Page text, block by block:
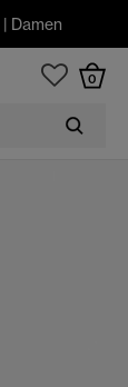
| Damen
0